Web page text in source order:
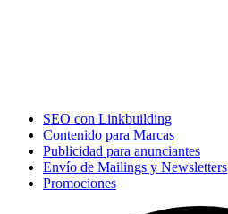
SEO con Linkbuilding
Contenido para Marcas
Publicidad para anunciantes
Envío de Mailings y Newsletters
Promociones